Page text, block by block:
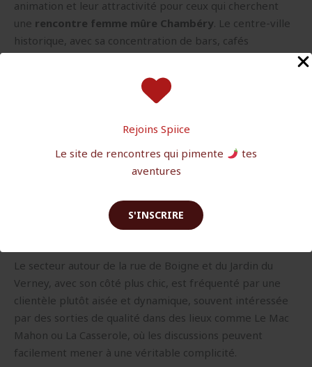
Rejoins Spiice
Le site de rencontres qui pimente
tes
aventures
S'INSCRIRE
animation et leur attractivité pour ceux qui cherchent
une rencontre femme mûre Chambéry. Le centre-ville
historique, avec sa concentration de bars, cafés
littéraires et restaurants, attire une clientèle hétéroclite
où la maturité est valorisée. C’est un terrain idéal pour
croiser des femmes d’expérience en quête de
ambiance conviviale et ses petits lieux de sortie, est
particulièrement apprécié de la population locale âgée
commerçants y créent un environnement propice à
l’échange informel, souvent en fin de journée.
Le secteur autour de la rue de Boigne et du Jardin du
Verney, avec son côté plus chic, est fréquenté par une
clientèle plutôt aisée et dynamique, souvent intéressée
par des sorties de qualité dans des lieux comme Le Mac
Mahon ou La Casserole, où les discussions peuvent
facilement mener à une véritable complicité.